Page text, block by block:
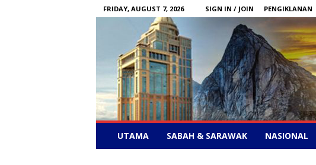
FRIDAY, AUGUST 7, 2026 SIGN IN / JOIN PENGIKLANAN
–
UTAMA SABAH & SARAWAK NASIONAL